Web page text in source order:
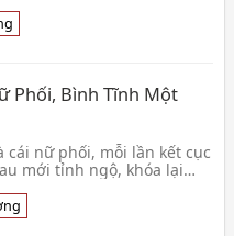
Phối, Bình Tĩnh Một
cái nữ phối, mỗi lần kết cục
mới tỉnh ngộ, khóa lại